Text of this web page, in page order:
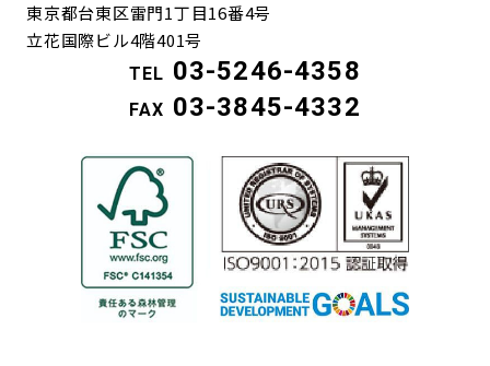
東京都台東区雷門1丁目16番4号
立花国際ビル4階401号
TEL 03-5246-4358
FAX 03-3845-4332